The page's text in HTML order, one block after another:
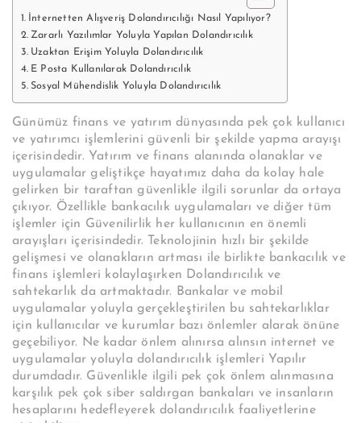
İnternetten Alışveriş Dolandırıcılığı Nasıl Yapılıyor?
Zararlı Yazılımlar Yoluyla Yapılan Dolandırıcılık
Uzaktan Erişim Yoluyla Dolandırıcılık
E Posta Kullanılarak Dolandırıcılık
Sosyal Mühendislik Yoluyla Dolandırıcılık
Günümüz finans ve yatırım dünyasında pek çok kullanıcı
ve yatırımcı işlemlerini güvenli bir şekilde yapma arayışı
içerisindedir. Yatırım ve finans alanında olanaklar ve
uygulamalar geliştikçe hayatımız daha da kolay hale
gelirken bir taraftan güvenlikle ilgili sorunlar da ortaya
çıkıyor. Özellikle bankacılık uygulamaları ve diğer tüm
işlemler için Güvenilirlik her kullanıcının en önemli
arayışları içerisindedir. Teknolojinin hızlı bir şekilde
gelişmesi ve olanakların artması ile birlikte bankacılık ve
finans işlemleri kolaylaşırken Dolandırıcılık ve
sahtekarlık da artmaktadır. Bankalar ve mobil
uygulamalar yoluyla gerçekleştirilen bu sahtekarlıklar
için kullanıcılar ve kurumlar bazı önlemler alarak önüne
geçebiliyor. Ne kadar önlem alınırsa alınsın internet ve
uygulamalar yoluyla dolandırıcılık işlemleri Yapılır
durumdadır. Güvenlikle ilgili pek çok önlem alınmasına
karşılık pek çok siber saldırgan bankaları ve insanların
hesaplarını hedefleyerek dolandırıcılık faaliyetlerine